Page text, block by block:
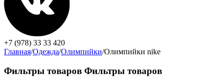
+7 (978) 33 33 420
Главная/Одежда/Олимпийки/Олимпийки nike
Фильтры товаров Фильтры товаров